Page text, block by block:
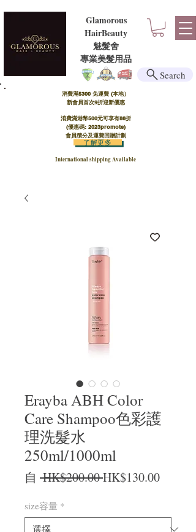
Glamorous
HairBeauty
魅髮舍
​​專業美髮用品
消費滿$300 免運費 (本地）​
新會員首次9折迎新優惠
消費滿港幣500元可享有88折
(優惠碼: 2023promote)
會員積分及運費回贈計劃
International shipping Available
了解更多
Search
Erayba ABH Color
Care Shampoo色彩護
理洗髮水
250ml/1000ml
自 HK$200.00 一般價格
HK$130.00促銷價
size容量 *